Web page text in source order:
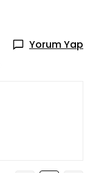
Yorum Yap